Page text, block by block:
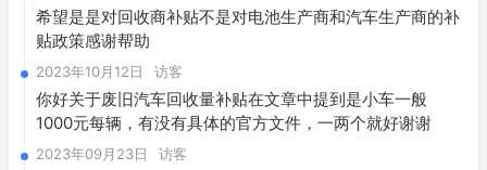
希望是是对回收商补贴不是对电池生产商和汽车生产商的补
贴政策感谢帮助
2023年10月12日 访客
你好关于废旧汽车回收量补贴在文章中提到是小车一般
1000元每辆，有没有具体的官方文件，一两个就好谢谢
2023年09月23日 访客